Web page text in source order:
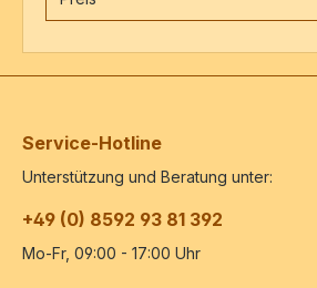
Service-Hotline
Unterstützung und Beratung unter:
+49 (0) 8592 93 81 392
Mo-Fr, 09:00 - 17:00 Uhr